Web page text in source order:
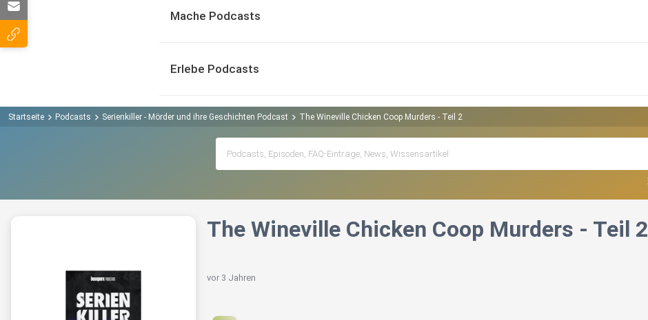
Mache Podcasts
Erlebe Podcasts
Startseite Podcasts Serienkiller - Mörder und ihre Geschichten Podcast The Wineville Chicken Coop Murders - Teil 2
The Wineville Chicken Coop Murders - Teil 2
vor 3 Jahren